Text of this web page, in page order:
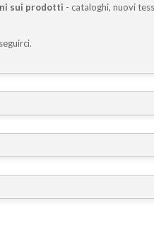
sui prodotti - cataloghi, nuovi